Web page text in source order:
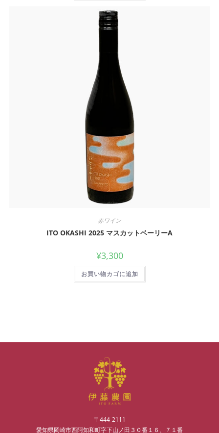
赤ワイン
ITO OKASHI 2025 マスカットベーリーA
¥3,300
お買い物カゴに追加
〒444-2111
愛知県岡崎市西阿知和町字下山ノ田３０番１６、７１番